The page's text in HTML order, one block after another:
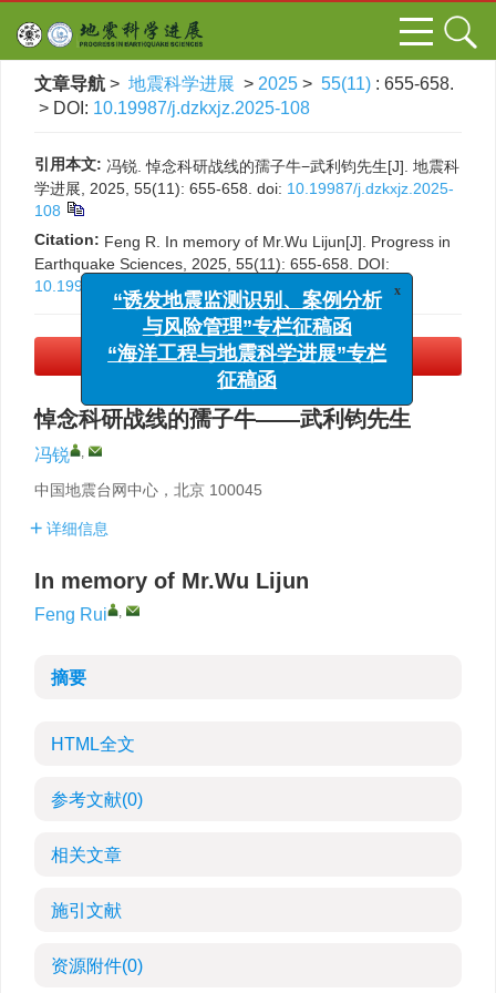
文章导航 > 地震科学进展 > 2025 > 55(11) : 655-658.
> DOI: 10.19987/j.dzkxjz.2025-108
引用本文: 冯锐. 悼念科研战线的孺子牛−武利钧先生[J]. 地震科
学进展, 2025, 55(11): 655-658. doi: 10.19987/j.dzkxjz.2025-
108
Citation: Feng R. In memory of Mr.Wu Lijun[J]. Progress in
Earthquake Sciences, 2025, 55(11): 655-658.
DOI:
10.19987/j.dzkxjz.2025-108
PDF下载(2064 KB)
悼念科研战线的孺子牛——武利钧先生
冯锐 ,
中国地震台网中心，北京 100045
详细信息
In memory of Mr.Wu Lijun
Feng Rui ,
摘要
HTML全文
参考文献(0)
相关文章
施引文献
资源附件(0)
x
“诱发地震监测识别、案例分析
与风险管理”专栏征稿函
“海洋工程与地震科学进展”专栏
征稿函